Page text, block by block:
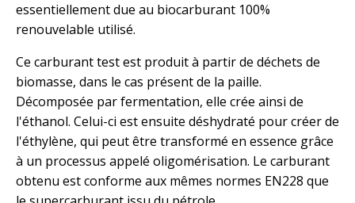
essentiellement due au biocarburant 100%
renouvelable utilisé.
Ce carburant test est produit à partir de déchets de
biomasse, dans le cas présent de la paille.
Décomposée par fermentation, elle crée ainsi de
l'éthanol. Celui-ci est ensuite déshydraté pour créer de
l'éthylène, qui peut être transformé en essence grâce
à un processus appelé oligomérisation. Le carburant
obtenu est conforme aux mêmes normes EN228 que